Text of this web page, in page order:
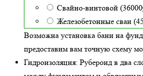
Свайно-винтовой
Железобетонные сваи
Возможна установка бани на
предоставим вам точную схему
Гидроизоляция: Рубероид в два